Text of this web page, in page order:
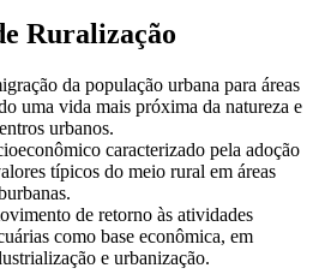
Ruralização
da população urbana para áreas
uma vida mais próxima da natureza e
urbanos.
caracterizado pela adoção
típicos do meio rural em áreas
de retorno às atividades
como base econômica, em
e urbanização.